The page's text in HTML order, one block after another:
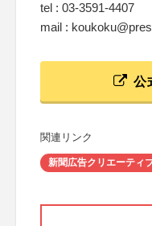
tel : 03-3591-4407
mail :
公
関連リンク
新聞広告クリエーティ